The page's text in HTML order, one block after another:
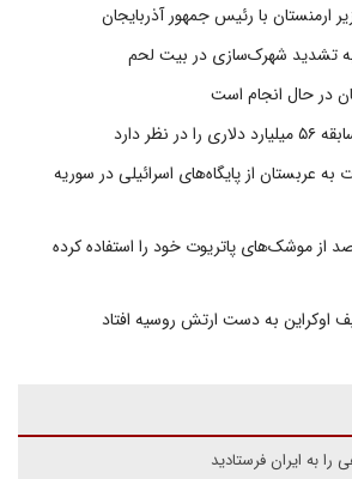
با رئیس جمهور آذربایجان
تشدید شهرک‌سازی در بیت‌ لحم
در حال انجام است
دارد
عربستان از پایگاه‌های اسرائیلی در سوریه
عربستان ۸۶ درصد از موشک‌های پاتریوت خود را استفاده کرده
اوکراین به دست ارتش روسیه افتاد
را به ایران فرستادید